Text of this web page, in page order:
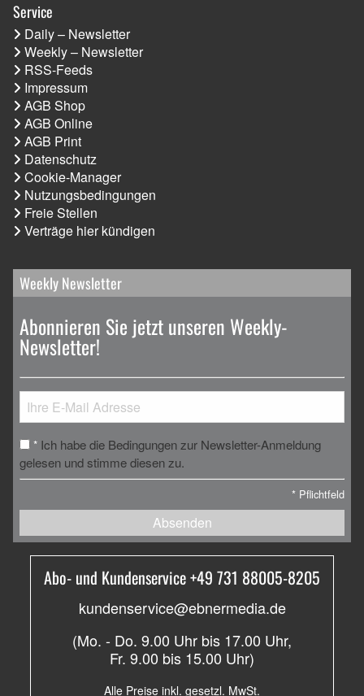
Service
Daily – Newsletter
Weekly – Newsletter
RSS-Feeds
Impressum
AGB Shop
AGB Online
AGB Print
Datenschutz
Cookie-Manager
Nutzungsbedingungen
Freie Stellen
Verträge hier kündigen
Weekly Newsletter
Abonnieren Sie jetzt unseren Weekly-
Newsletter!
* Ich habe die Bedingungen zur Newsletter-Anmeldung
gelesen und stimme diesen zu.
* Pflichtfeld
Absenden
Abo- und Kundenservice +49 731 88005-8205
kundenservice@ebnermedia.de
(Mo. - Do. 9.00 Uhr bis 17.00 Uhr,
Fr. 9.00 bis 15.00 Uhr)
Alle Preise inkl. gesetzl. MwSt.